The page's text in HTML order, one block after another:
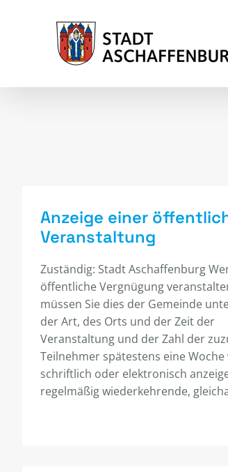
Anzeige einer
Veranstaltung
Zuständig: Stadt Aschaffenburg
öffentliche Vergnügung
müssen Sie dies der Gemeinde
der Art, des Orts und der Zeit der
Veranstaltung und der Zahl der
Teilnehmer spätestens eine
schriftlich oder elektronisch
regelmäßig wiederkehrende,